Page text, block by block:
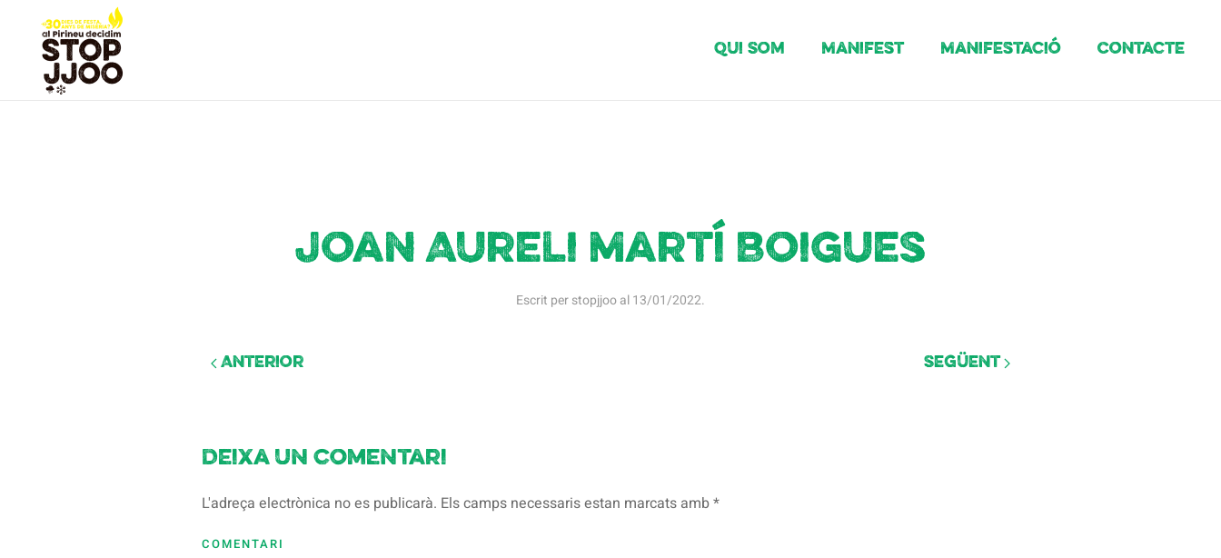
Qui Som Manifest Manifestació Contacte
Joan Aureli Martí Boigues
Escrit perstopjjooal13/01/2022.
Anterior Següent
Deixa un comentari
L'adreça electrònica no es publicarà. Els camps necessaris estan marcats amb*
COMENTARI